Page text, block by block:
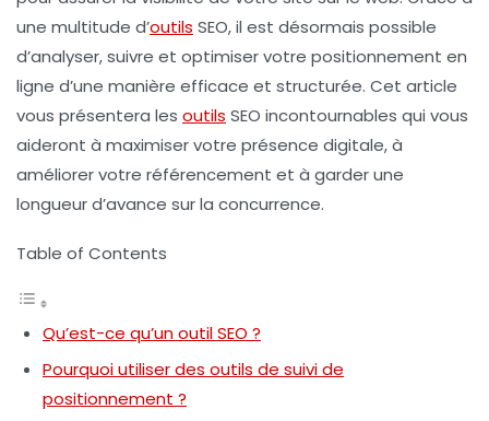
une multitude d’outils SEO, il est désormais possible
d’analyser, suivre et optimiser votre positionnement en
ligne d’une manière efficace et structurée. Cet article
vous présentera les outils SEO incontournables qui vous
aideront à maximiser votre présence digitale, à
améliorer votre référencement et à garder une
longueur d’avance sur la concurrence.
Table of Contents
Qu’est-ce qu’un outil SEO ?
Pourquoi utiliser des outils de suivi de
positionnement ?